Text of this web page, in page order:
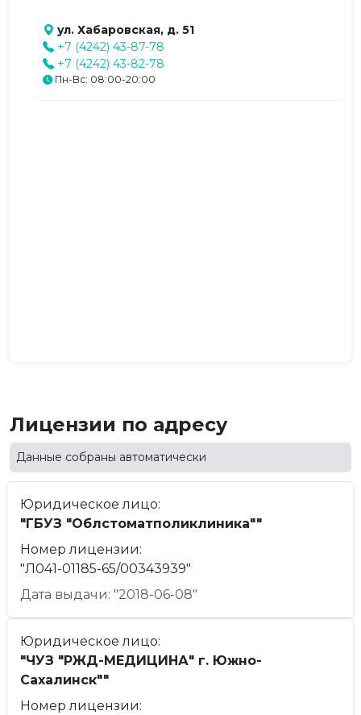
ул. Хабаровская, д. 51
+7 (4242) 43-87-78
+7 (4242) 43-82-78
Пн-Вс: 08:00-20:00
Лицензии по адресу
Данные собраны автоматически
Юридическое лицо:
"ГБУЗ "Облстоматполиклиника""
Номер лицензии:
"Л041-01185-65/00343939"
Дата выдачи: "2018-06-08"
Юридическое лицо:
"ЧУЗ "РЖД-МЕДИЦИНА" г. Южно-
Сахалинск""
Номер лицензии: